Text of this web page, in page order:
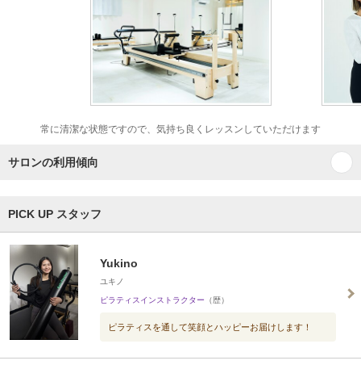
常に清潔な状態ですので、気持ち良くレッスンしていただけます
サロンの利用傾向
PICK UP スタッフ
Yukino
ユキノ
ピラティスインストラクター （歴）
ピラティスを通して笑顔とハッピーお届けします！